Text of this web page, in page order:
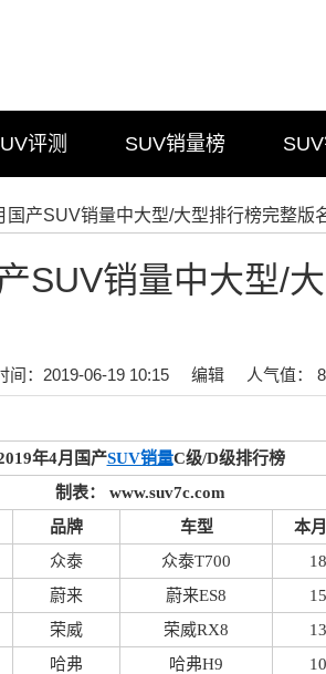
评测 SUV销量榜
国产SUV销量中大型/大型排行榜完整版
SUV销量中大型/
间：2019-06-19 10:15 编辑 人气值：
年4月国产SUV销量C级/D级排行榜
制表： www.suv7c.com
品牌
车型 本
众泰
众泰T700
蔚来
蔚来ES8
荣威
荣威RX8
哈弗
哈弗H9